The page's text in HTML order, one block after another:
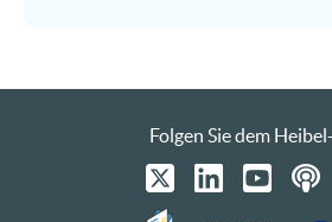
Folgen Sie dem